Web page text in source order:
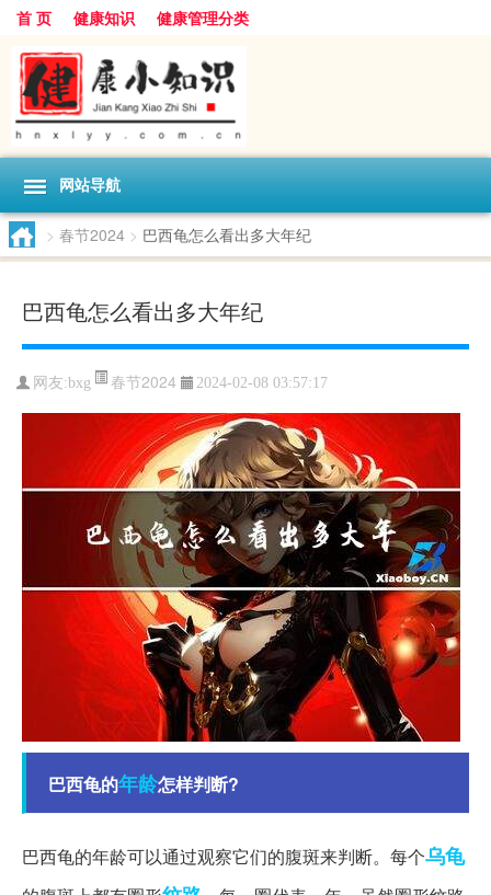
首 页 健康知识 健康管理分类
网站导航
> 春节2024 > 巴西龟怎么看出多大年纪
巴西龟怎么看出多大年纪
网友:bxg 春节2024 2024-02-08 03:57:17
巴西龟的年龄怎样判断?
巴西龟的年龄可以通过观察它们的腹斑来判断。每个乌龟